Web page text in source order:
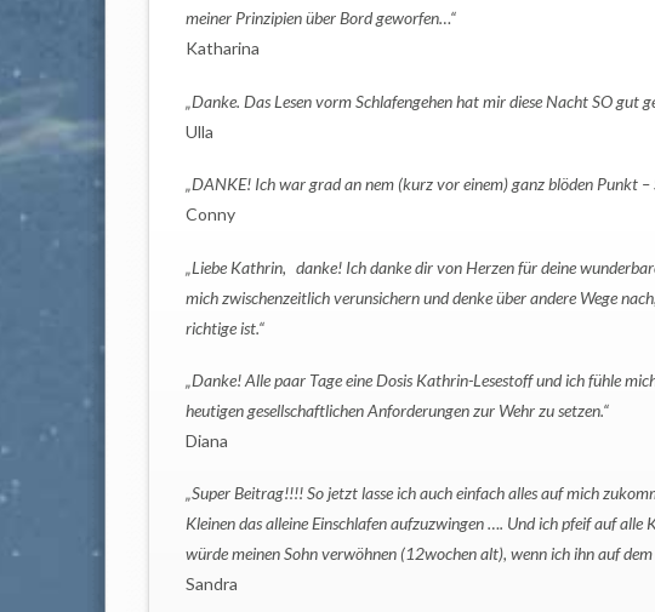
meiner Prinzipien über Bord geworfen…“
Katharina
„Danke. Das Lesen vorm Schlafengehen hat mir diese Nacht SO gut
Ulla
„DANKE! Ich war grad an nem (kurz vor einem) ganz blöden Punkt –
Conny
„Liebe Kathrin, danke! Ich danke dir von Herzen für deine
mich zwischenzeitlich verunsichern und denke über andere Wege
richtige ist.“
„Danke! Alle paar Tage eine Dosis Kathrin-Lesestoff und ich fühle
heutigen gesellschaftlichen Anforderungen zur Wehr zu setzen.“
Diana
„Super Beitrag!!!! So jetzt lasse ich auch einfach alles auf mich
Kleinen das alleine Einschlafen aufzuzwingen …. Und ich pfeif auf
würde meinen Sohn verwöhnen (12wochen alt), wenn ich ihn auf
Sandra